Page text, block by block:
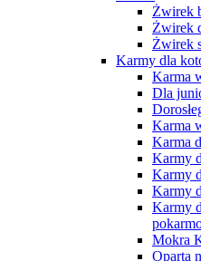
Żwirek
Żwirek
Żwirek
Karmy dla
Karma
Dla
Karma
Karma
Karmy
Karmy
Karmy
Karmy
Mokra
Oparta